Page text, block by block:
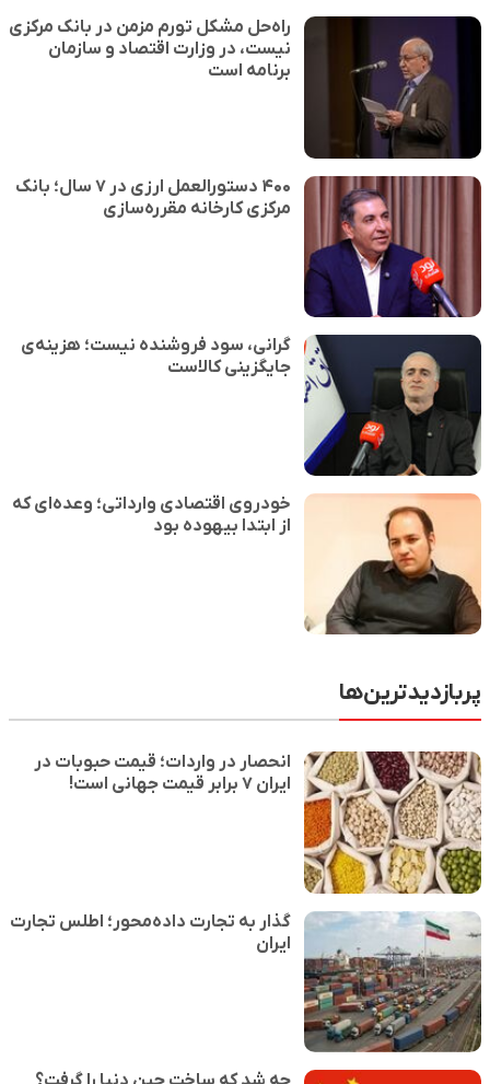
راه‌حل مشکل تورم مزمن در بانک مرکزی
نیست، در وزارت اقتصاد و سازمان
برنامه است
۴۰۰ دستورالعمل ارزی در ۷ سال؛ بانک
مرکزی کارخانه مقرره‌سازی
گرانی، سود فروشنده نیست؛ هزینه‌ی
جایگزینی کالاست
خودروی اقتصادی وارداتی؛ وعده‌ای که
از ابتدا بیهوده بود
پربازدیدترین‌ها
انحصار در واردات؛ قیمت حبوبات در
ایران ۷ برابر قیمت جهانی است!
گذار به تجارت داده‌محور؛ اطلس تجارت
ایران